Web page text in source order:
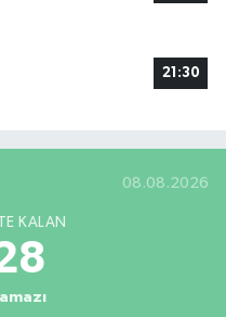
21:30
08.08.2026
KALAN